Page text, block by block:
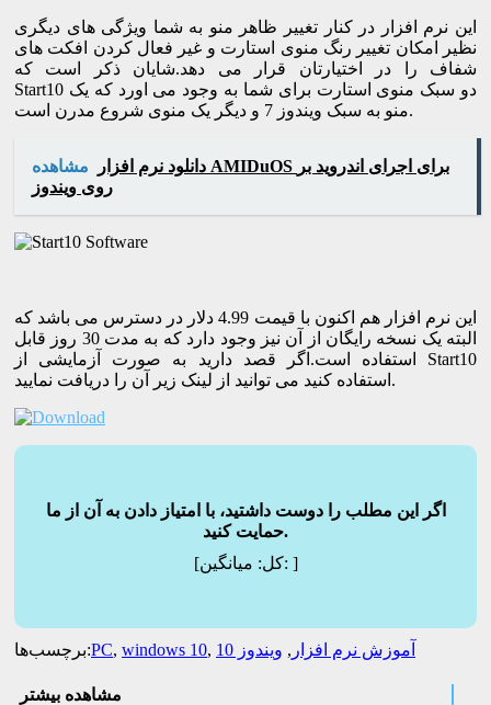
این نرم افزار در کنار تغییر ظاهر منو به شما ویژگی های دیگری
نظیر امکان تغییر رنگ منوی استارت و غیر فعال کردن افکت های
شفاف را در اختیارتان قرار می دهد.شایان ذکر است که
Start10 دو سبک منوی استارت برای شما به وجود می اورد که یک
منو به سبک ویندوز 7 و دیگر یک منوی شروع مدرن است.
مشاهده
دانلود نرم افزار AMIDuOS برای اجرای اندروید بر
روی ویندوز
این نرم افزار هم اکنون با قیمت 4.99 دلار در دسترس می باشد که
البته یک نسخه رایگان از آن نیز وجود دارد که به مدت 30 روز قابل
استفاده است.اگر قصد دارید به صورت آزمایشی از Start10
استفاده کنید می توانید از لینک زیر آن را دریافت نمایید.
اگر این مطلب را دوست داشتید، با امتیاز دادن به آن از ما
حمایت کنید.
[کل:میانگین: ]
برچسب‌ها:PC, windows 10, آموزش نرم افزار , ویندوز 10
مشاهده بیشتر